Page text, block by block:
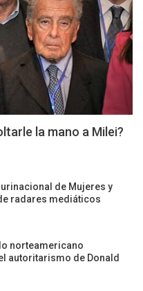
la mano a Milei?
de Mujeres y
radares mediáticos
norteamericano
autoritarismo de Donald